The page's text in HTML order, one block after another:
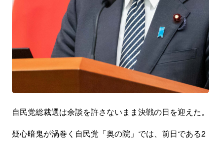
自民党総裁選は余談を許さないまま決戦の日を迎えた。
疑心暗鬼が渦巻く自民党「奥の院」では、前日である2